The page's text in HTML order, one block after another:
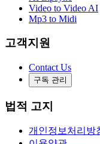
Video to Video AI
Mp3 to Midi
고객지원
Contact Us
구독 관리
법적 고지
개인정보처리방